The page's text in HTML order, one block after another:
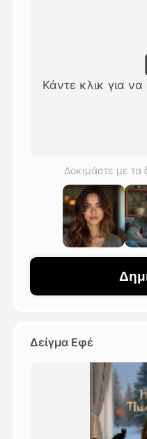
Δείτε
Blog
Κάντε κλικ για
Δοκιμάστε με τα
Δείγμα Εφέ